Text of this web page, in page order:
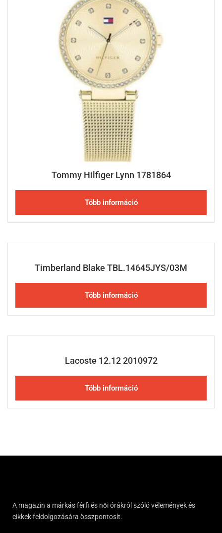
Tommy Hilfiger Lynn 1781864
Több információ
Timberland Blake TBL.14645JYS/03M
Több információ
Lacoste 12.12 2010972
Több információ
A magazin a márkás férfi és női órákról szóló vélemények és
cikkek feldolgozására összpontosít.